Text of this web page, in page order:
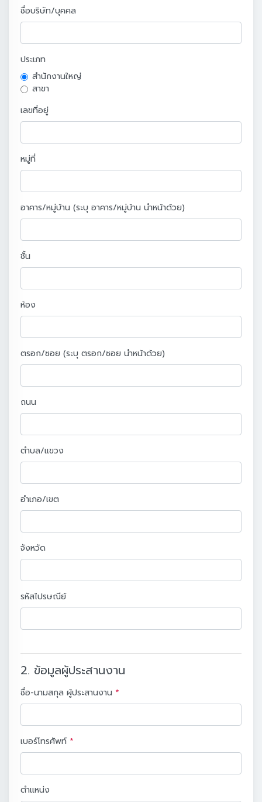
ชื่อบริษัท/บุคคล
ประเภท
สำนักงานใหญ่
สาขา
เลขที่อยู่
หมู่ที่
อาคาร/หมู่บ้าน (ระบุ อาคาร/หมู่บ้าน นำหน้าด้วย)
ชั้น
ห้อง
ตรอก/ซอย (ระบุ ตรอก/ซอย นำหน้าด้วย)
ถนน
ตำบล/แขวง
อำเภอ/เขต
จังหวัด
รหัสไปรษณีย์
2. ข้อมูลผู้ประสานงาน
ชื่อ-นามสกุล ผู้ประสานงาน *
เบอร์โทรศัพท์ *
ตำแหน่ง